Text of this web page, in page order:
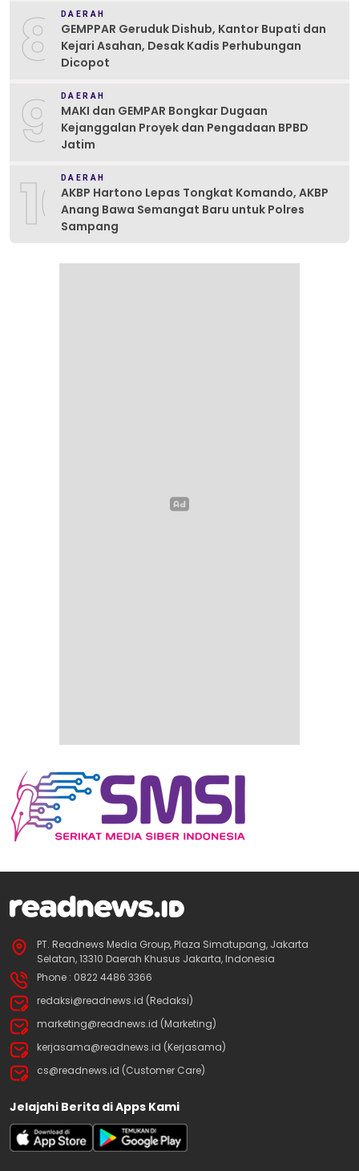
8 DAERAH
GEMPPAR Geruduk Dishub, Kantor Bupati dan
Kejari Asahan, Desak Kadis Perhubungan
Dicopot
9 DAERAH
MAKI dan GEMPAR Bongkar Dugaan
Kejanggalan Proyek dan Pengadaan BPBD
Jatim
10DAERAH
AKBP Hartono Lepas Tongkat Komando, AKBP
Anang Bawa Semangat Baru untuk Polres
Sampang
PT. Readnews Media Group, Plaza Simatupang, Jakarta
Selatan, 13310 Daerah Khusus Jakarta, Indonesia
Phone : 0822 4486 3366
redaksi@readnews.id (Redaksi)
marketing@readnews.id (Marketing)
kerjasama@readnews.id (Kerjasama)
cs@readnews.id (Customer Care)
Jelajahi Berita di Apps Kami